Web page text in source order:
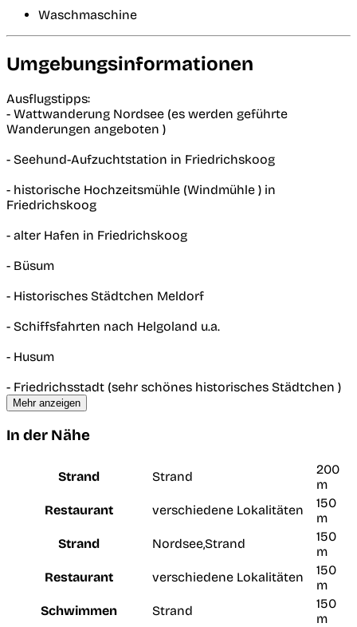
Waschmaschine
Umgebungsinformationen
Ausflugstipps:
- Wattwanderung Nordsee (es werden geführte
Wanderungen angeboten )
- Seehund-Aufzuchtstation in Friedrichskoog
- historische Hochzeitsmühle (Windmühle ) in
Friedrichskoog
- alter Hafen in Friedrichskoog
- Büsum
- Historisches Städtchen Meldorf
- Schiffsfahrten nach Helgoland u.a.
- Husum
- Friedrichsstadt (sehr schönes historisches Städtchen )
Mehr anzeigen
In der Nähe
Strand Strand
200
m
Restaurant
verschiedene Lokalitäten
150
m
Strand
Nordsee,Strand
150
m
Restaurant
verschiedene Lokalitäten
150
m
Schwimmen
Strand
150
m